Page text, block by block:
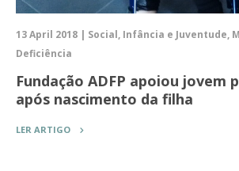
13 April 2018 | Social, Infância e Juventude,
Deficiência
Fundação ADFP apoiou jovem
após nascimento da filha
LER ARTIGO